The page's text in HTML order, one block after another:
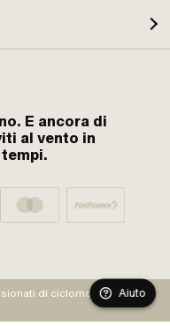
E ancora di
al vento in
di ciclomotori. Aiuto